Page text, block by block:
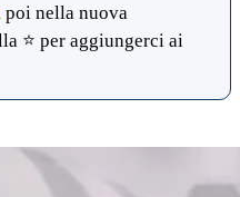
poi nella nuova
⭐ per aggiungerci ai